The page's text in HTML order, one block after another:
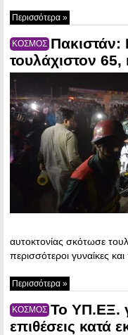
Περισσότερα »
ΚΟΣΜΟΣ Πακιστάν:
τουλάχιστον
αυτοκτονίας σκότωσε
περισσότεροι γυναίκες
Περισσότερα »
ΚΟΣΜΟΣ Το ΥΠ.ΕΞ.
επιθέσεις κατά